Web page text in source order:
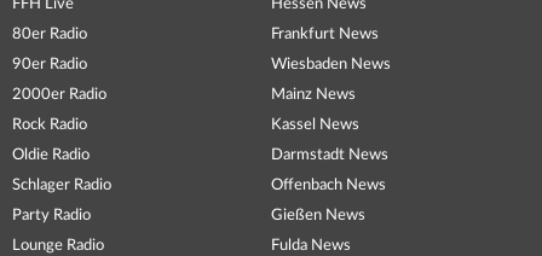
FFH Live
80er Radio
90er Radio
2000er Radio
Rock Radio
Oldie Radio
Schlager Radio
Party Radio
Lounge Radio
Hessen News
Frankfurt News
Wiesbaden News
Mainz News
Kassel News
Darmstadt News
Offenbach News
Gießen News
Fulda News